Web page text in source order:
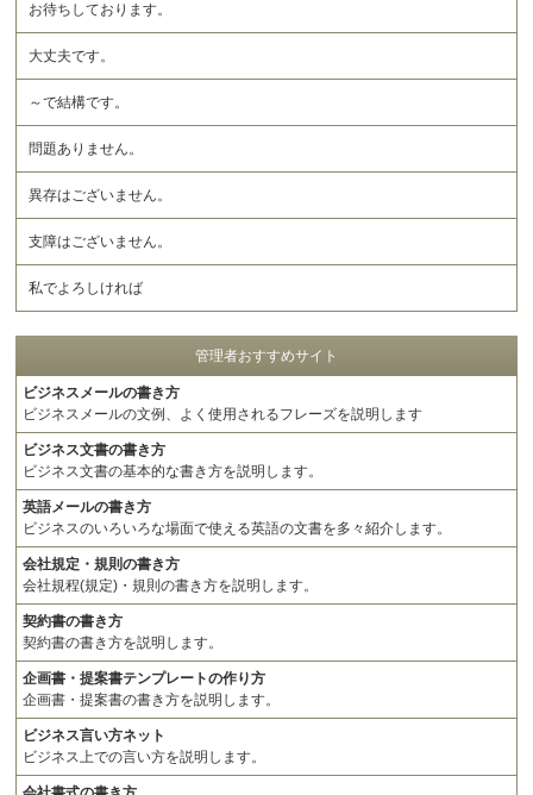
お待ちしております。
大丈夫です。
～で結構です。
問題ありません。
異存はございません。
支障はございません。
私でよろしければ
管理者おすすめサイト
ビジネスメールの書き方
ビジネスメールの文例、よく使用されるフレーズを説明します
ビジネス文書の書き方
ビジネス文書の基本的な書き方を説明します。
英語メールの書き方
ビジネスのいろいろな場面で使える英語の文書を多々紹介します。
会社規定・規則の書き方
会社規程(規定)・規則の書き方を説明します。
契約書の書き方
契約書の書き方を説明します。
企画書・提案書テンプレートの作り方
企画書・提案書の書き方を説明します。
ビジネス言い方ネット
ビジネス上での言い方を説明します。